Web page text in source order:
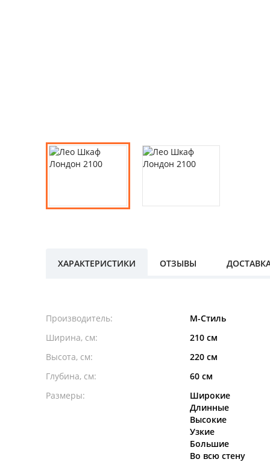
ХАРАКТЕРИСТИКИ ОТЗЫВЫ
Производитель:
М-Стиль
Ширина, см:
210 см
Высота, см:
220 см
Глубина, см:
60 см
Размеры:
Широкие
Длинные
Высокие
Узкие
Большие
Во всю стену